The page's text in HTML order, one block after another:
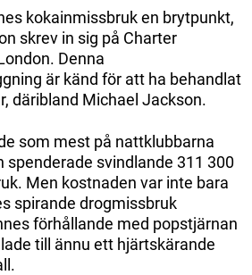
kokainmissbruk en brytpunkt,
skrev in sig på Charter
Denna
är känd för att ha behandlat
däribland Michael Jackson.
som mest på nattklubbarna
spenderade svindlande 311 300
Men kostnaden var inte bara
spirande drogmissbruk
förhållande med popstjärnan
till ännu ett hjärtskärande